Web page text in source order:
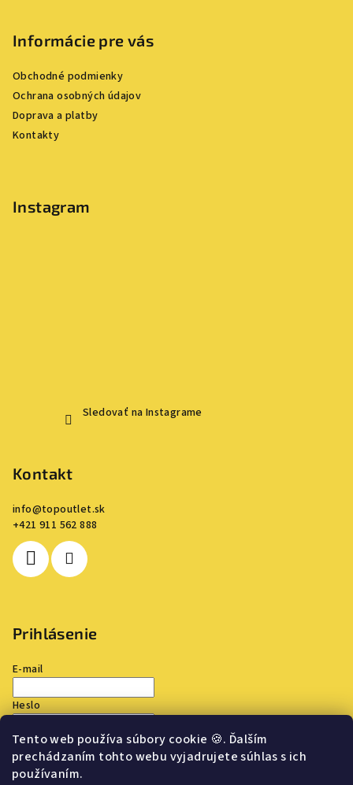
Tento web používa súbory cookie 🍪. Ďalším
prechádzaním tohto webu vyjadrujete súhlas s ich
používaním.
Informácie pre vás
Obchodné podmienky
Ochrana osobných údajov
Doprava a platby
Kontakty
Instagram
Sledovať na Instagrame
Kontakt
info@topoutlet.sk
+421 911 562 888
Prihlásenie
E-mail
Heslo
Prihlásiť sa
Nová registrácia